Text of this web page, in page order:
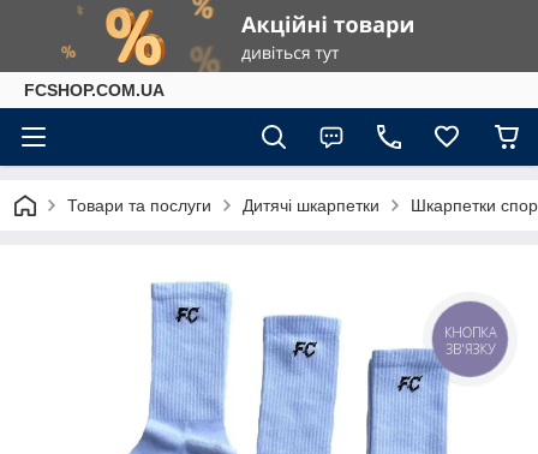
FCSHOP.COM.UA
Товари та послуги Дитячі шкарпетки Шкарпетки
КНОПКА
ЗВ'ЯЗКУ